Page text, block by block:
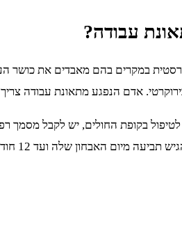
עבודה?
במקרים בהם מאבדים את כושר
אדם הנפגע מתאונת עבודה
לטיפול בקופת החולים, יש לקבל